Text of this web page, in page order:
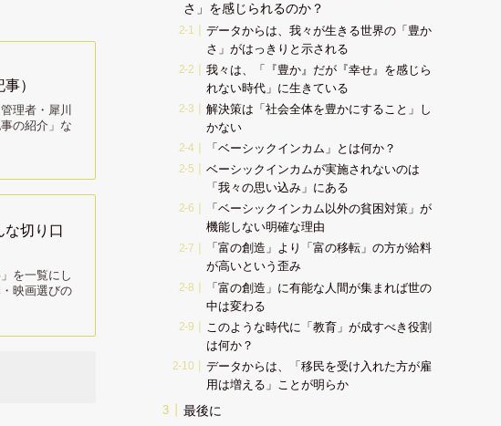
）
理者・犀川
の紹介」な
切り口
を一覧にし
映画選びの
さ」を感じられるのか？
データからは、我々が生きる世界の「豊か
さ」がはっきりと示される
我々は、「『豊か』だが『幸せ』を感じら
れない時代」に生きている
解決策は「社会全体を豊かにすること」し
かない
「ベーシックインカム」とは何か？
ベーシックインカムが実施されないのは
「我々の思い込み」にある
「ベーシックインカム以外の貧困対策」が
機能しない明確な理由
「富の創造」より「富の移転」の方が給料
が高いという歪み
「富の創造」に有能な人間が集まれば世の
中は変わる
このような時代に「教育」が成すべき役割
は何か？
データからは、「移民を受け入れた方が雇
用は増える」ことが明らか
最後に